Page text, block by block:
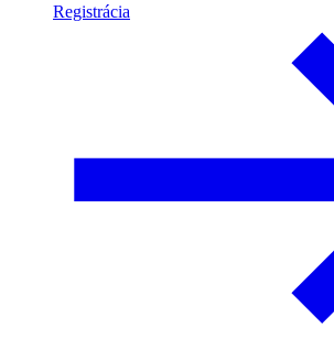
Registrácia